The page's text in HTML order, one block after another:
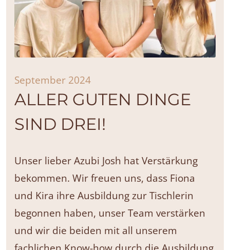
September 2024
ALLER GUTEN DINGE
SIND DREI!
Unser lieber Azubi Josh hat Verstärkung
bekommen. Wir freuen uns, dass Fiona
und Kira ihre Ausbildung zur Tischlerin
begonnen haben, unser Team verstärken
und wir die beiden mit all unserem